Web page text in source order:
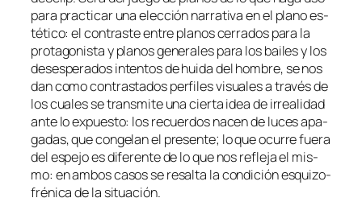
pa­ra prac­ti­car una elec­ción na­rra­ti­va en el plano es­
té­ti­co: el con­tras­te en­tre pla­nos ce­rra­dos pa­ra la
pro­ta­go­nis­ta y pla­nos ge­ne­ra­les pa­ra los bai­les y los
deses­pe­ra­dos in­ten­tos de hui­da del hom­bre, se nos
dan co­mo con­tras­ta­dos per­fi­les vi­sua­les a tra­vés de
los cua­les se trans­mi­te una cier­ta idea de irrea­li­dad
an­te lo ex­pues­to: los re­cuer­dos na­cen de lu­ces apa­
ga­das, que con­ge­lan el pre­sen­te; lo que ocu­rre fue­ra
del es­pe­jo es di­fe­ren­te de lo que nos re­fle­ja el mis­
mo: en am­bos ca­sos se re­sal­ta la con­di­ción es­qui­zo­
fré­ni­ca de la situación.